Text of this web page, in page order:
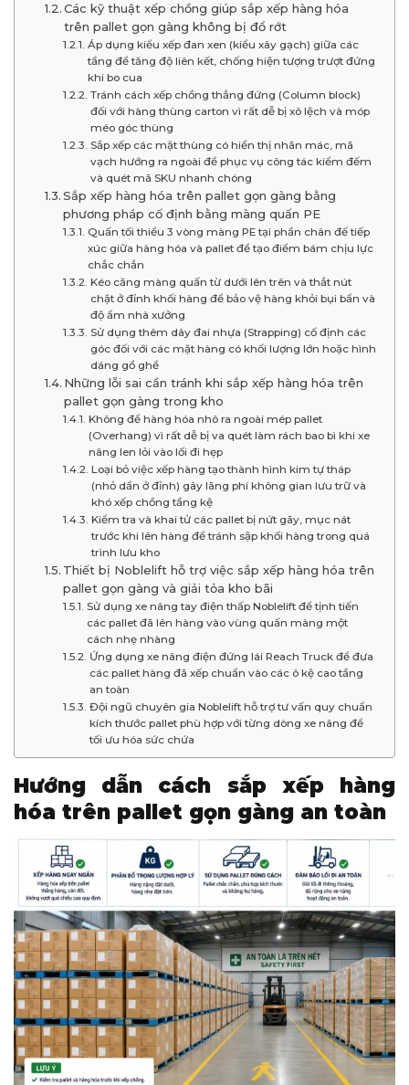
Các kỹ thuật xếp chồng giúp sắp xếp hàng hóa
trên pallet gọn gàng không bị đổ rớt
Áp dụng kiểu xếp đan xen (kiểu xây gạch) giữa các
tầng để tăng độ liên kết, chống hiện tượng trượt đứng
khi bo cua
Tránh cách xếp chồng thẳng đứng (Column block)
đối với hàng thùng carton vì rất dễ bị xô lệch và móp
méo góc thùng
Sắp xếp các mặt thùng có hiển thị nhãn mác, mã
vạch hướng ra ngoài để phục vụ công tác kiểm đếm
và quét mã SKU nhanh chóng
Sắp xếp hàng hóa trên pallet gọn gàng bằng
phương pháp cố định bằng màng quấn PE
Quấn tối thiểu 3 vòng màng PE tại phần chân đế tiếp
xúc giữa hàng hóa và pallet để tạo điểm bám chịu lực
chắc chắn
Kéo căng màng quấn từ dưới lên trên và thắt nút
chặt ở đỉnh khối hàng để bảo vệ hàng khỏi bụi bẩn và
độ ẩm nhà xưởng
Sử dụng thêm dây đai nhựa (Strapping) cố định các
góc đối với các mặt hàng có khối lượng lớn hoặc hình
dáng gồ ghề
Những lỗi sai cần tránh khi sắp xếp hàng hóa trên
pallet gọn gàng trong kho
Không để hàng hóa nhô ra ngoài mép pallet
(Overhang) vì rất dễ bị va quét làm rách bao bì khi xe
nâng len lỏi vào lối đi hẹp
Loại bỏ việc xếp hàng tạo thành hình kim tự tháp
(nhỏ dần ở đỉnh) gây lãng phí không gian lưu trữ và
khó xếp chồng tầng kệ
Kiểm tra và khai tử các pallet bị nứt gãy, mục nát
trước khi lên hàng để tránh sập khối hàng trong quá
trình lưu kho
Thiết bị Noblelift hỗ trợ việc sắp xếp hàng hóa trên
pallet gọn gàng và giải tỏa kho bãi
Sử dụng xe nâng tay điện thấp Noblelift để tịnh tiến
các pallet đã lên hàng vào vùng quấn màng một
cách nhẹ nhàng
Ứng dụng xe nâng điện đứng lái Reach Truck để đưa
các pallet hàng đã xếp chuẩn vào các ô kệ cao tầng
an toàn
Đội ngũ chuyên gia Noblelift hỗ trợ tư vấn quy chuẩn
kích thước pallet phù hợp với từng dòng xe nâng để
tối ưu hóa sức chứa
Hướng dẫn cách sắp xếp hàng
hóa trên pallet gọn gàng an toàn